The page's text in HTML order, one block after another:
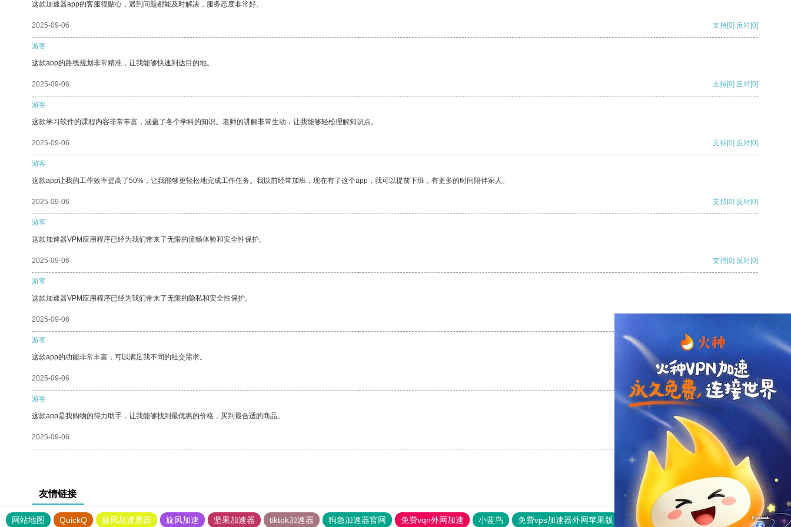
这款加速器app的客服很贴心，遇到问题都能及时解决，服务态度非常好。
2025-09-06 支持[0] 反对[0]
游客
这款app的路线规划非常精准，让我能够快速到达目的地。
2025-09-06 支持[0] 反对[0]
游客
这款学习软件的课程内容非常丰富，涵盖了各个学科的知识。老师的讲解非常生动，让我能够轻松理解知识点。
2025-09-06 支持[0] 反对[0]
游客
这款app让我的工作效率提高了50%，让我能够更轻松地完成工作任务。我以前经常加班，现在有了这个app，我可以提前下班，有更多的时间陪伴家人。
2025-09-06 支持[0] 反对[0]
游客
这款加速器VPM应用程序已经为我们带来了无限的流畅体验和安全性保护。
2025-09-06 支持[0] 反对[0]
游客
这款加速器VPM应用程序已经为我们带来了无限的隐私和安全性保护。
2025-09-06
游客
这款app的功能非常丰富，可以满足我不同的社交需求。
2025-09-06 支持 [0] 反对 [0]
游客
这款app是我购物的得力助手，让我能够找到最优惠的价格，买到最合适的商品。
2025-09-06 支持
友情链接
网站地图 QuickQ 旋风加速度器 旋风加速 坚果加速器 tiktok加速器 狗急加速器官网 免费vqn外网加速 小蓝鸟 免费vps加速器外网苹果版 旋风加速度器 快连加速器